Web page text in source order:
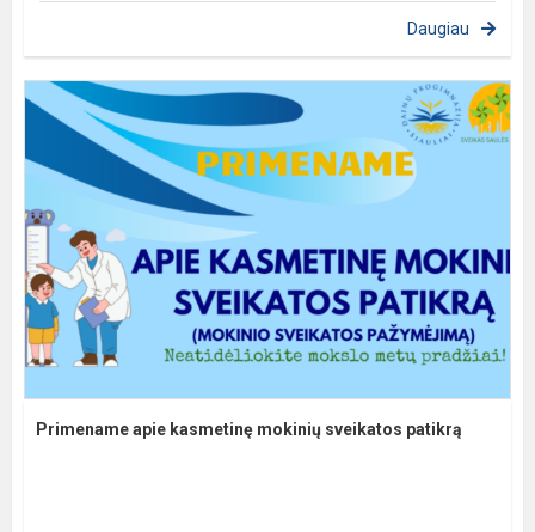
Daugiau
Primename apie kasmetinę mokinių sveikatos patikrą